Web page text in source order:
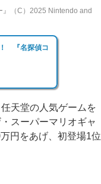
』（C）2025 Nintendo and
！ 『名探偵コ
天堂の人気ゲームを
スーパーマリオギャ
円をあげ、初登場1位